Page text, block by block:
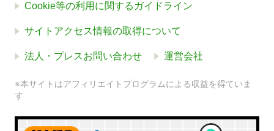
Cookie等の利用に関するガイドライン
サイトアクセス情報の取得について
法人・プレスお問い合わせ 運営会社
※本サイトはアフィリエイトプログラムによる収益を得ていま
す